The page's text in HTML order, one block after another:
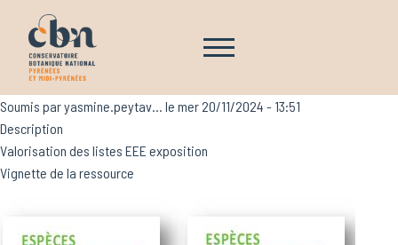
Aller au contenu principal
Navigation principale
Soumis paryasmine.peytav… le mer 20/11/2024 - 13:51
Description
Valorisation des listes EEE exposition
Vignette de la ressource